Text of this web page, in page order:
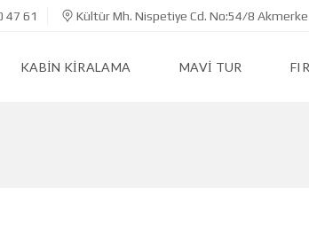
47 61 Kültür Mh. Nispetiye Cd. No:54/8
KABIN KIRALAMA MAVI TUR